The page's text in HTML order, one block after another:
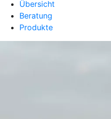
Übersicht
Beratung
Produkte